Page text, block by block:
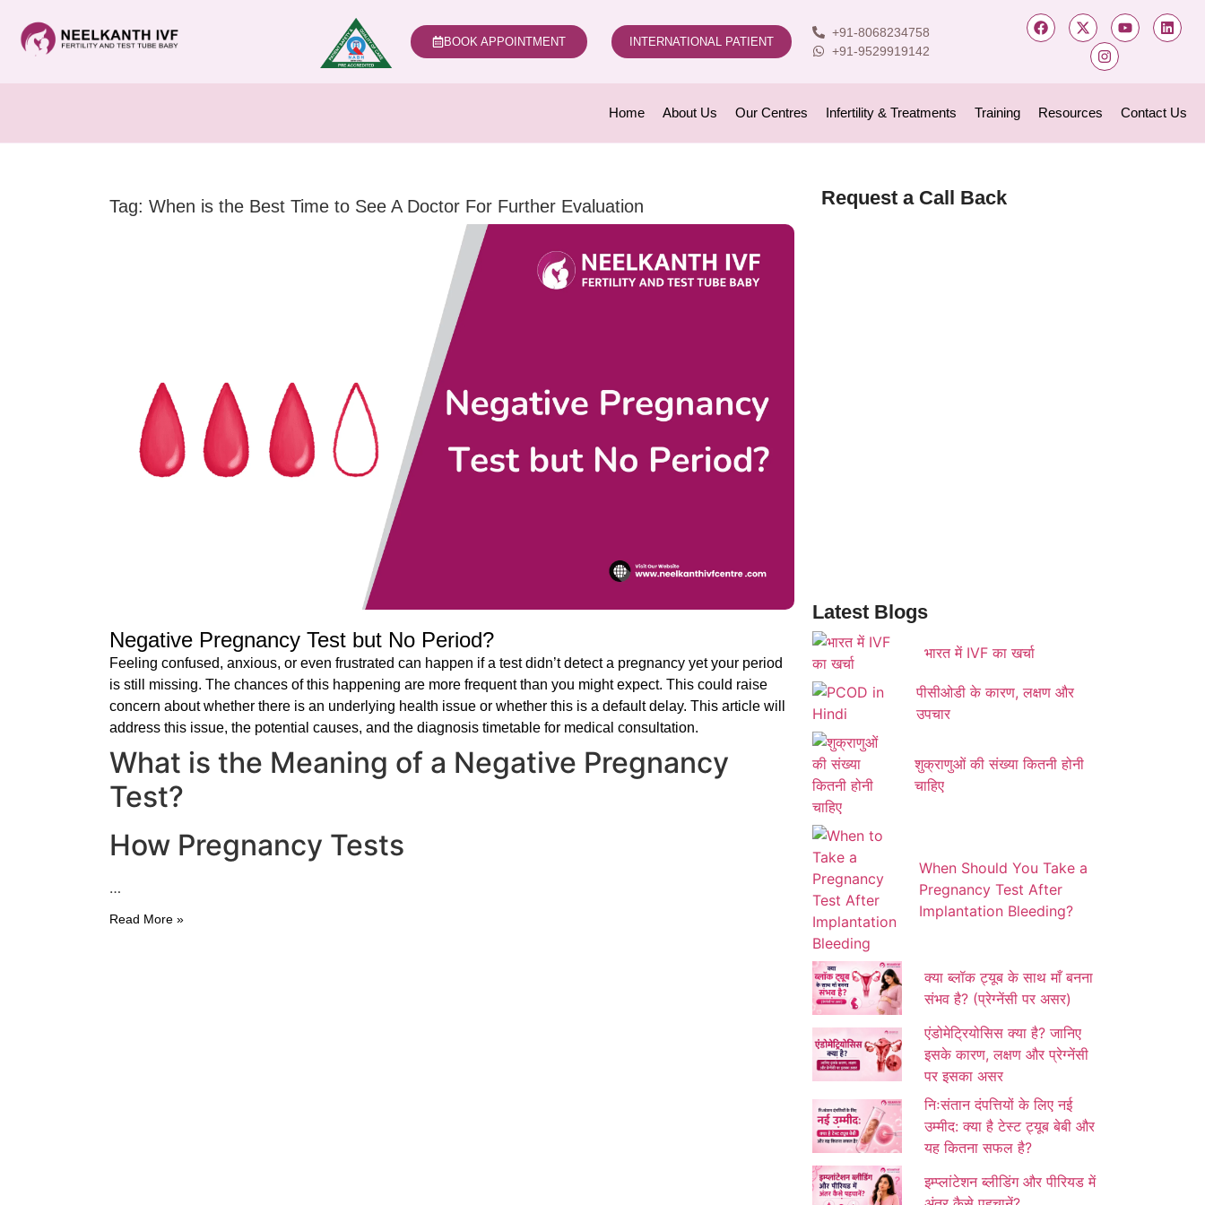
BOOK APPOINTMENT INTERNATIONAL PATIENT
+91-8068234758
+91-9529919142
Home About Us Our Centres Infertility & Treatments Training Resources Contact Us
Tag: When is the Best Time to See A Doctor For Further Evaluation
Negative Pregnancy Test but No Period?
Feeling confused, anxious, or even frustrated can happen if a test didn’t detect a pregnancy yet your period
is still missing. The chances of this happening are more frequent than you might expect. This could raise
concern about whether there is an underlying health issue or whether this is a default delay. This article will
address this issue, the potential causes, and the diagnosis timetable for medical consultation.
What is the Meaning of a Negative Pregnancy
Test?
How Pregnancy Tests
…
Read More »
Request a Call Back
Latest Blogs
भारत में IVF का खर्चा
पीसीओडी के कारण, लक्षण और
उपचार
शुक्राणुओं की संख्या कितनी होनी
चाहिए
When Should You Take a
Pregnancy Test After
Implantation Bleeding?
क्या ब्लॉक ट्यूब के साथ माँ बनना
संभव है? (प्रेग्नेंसी पर असर)
एंडोमेट्रियोसिस क्या है? जानिए
इसके कारण, लक्षण और प्रेग्नेंसी
पर इसका असर
निःसंतान दंपत्तियों के लिए नई
उम्मीद: क्या है टेस्ट ट्यूब बेबी और
यह कितना सफल है?
इम्प्लांटेशन ब्लीडिंग और पीरियड में